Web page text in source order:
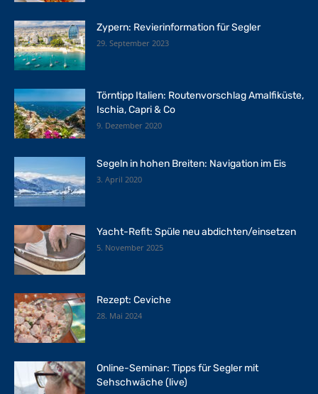
Zypern: Revierinformation für Segler
29. September 2023
Törntipp Italien: Routenvorschlag Amalfiküste,
Ischia, Capri & Co
9. Dezember 2020
Segeln in hohen Breiten: Navigation im Eis
3. April 2020
Yacht-Refit: Spüle neu abdichten/einsetzen
5. November 2025
Rezept: Ceviche
28. Mai 2024
Online-Seminar: Tipps für Segler mit
Sehschwäche (live)